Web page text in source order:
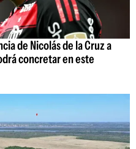
de Nicolás de la Cruz a
concretar en este